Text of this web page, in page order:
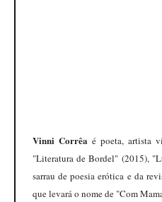
Vinni Corrêa é poeta, artista
"Literatura de Bordel" (2015),
sarrau de poesia erótica e da
que levará o nome de "Com